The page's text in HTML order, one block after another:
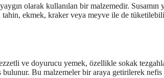
olarak kullanılan bir malzemedir.
ekmek, kraker veya meyve ile de
ve doyurucu yemek, özellikle sokak
bulunur. Bu malzemeler bir araya getirilerek